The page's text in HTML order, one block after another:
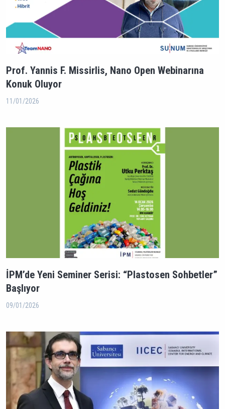
Prof. Yannis F. Missirlis, Nano Open Webinarına
Konuk Oluyor
11/01/2026
İPM’de Yeni Seminer Serisi: “Plastosen Sohbetler”
Başlıyor
09/01/2026